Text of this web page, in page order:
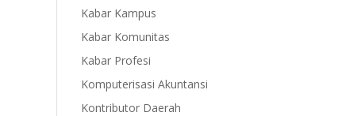
Kabar Kampus
Kabar Komunitas
Kabar Profesi
Komputerisasi Akuntansi
Kontributor Daerah